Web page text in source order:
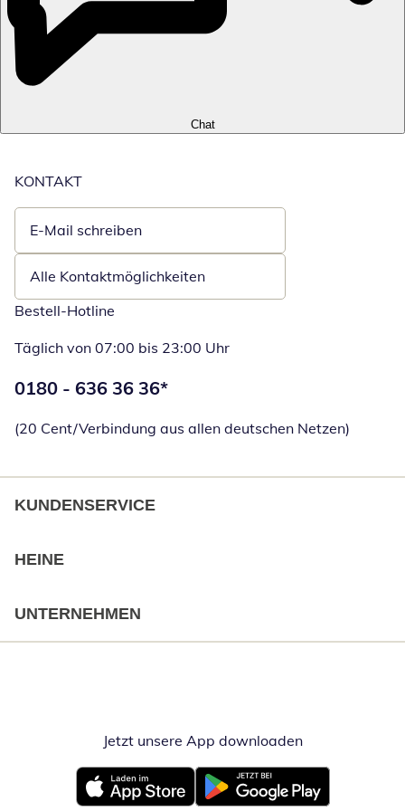
Chat
KONTAKT
E-Mail schreiben
Öffnet E-Mail-Client
Alle Kontaktmöglichkeiten
Bestell-Hotline
Täglich von 07:00 bis 23:00 Uhr
Telefonnummer:
0180 - 636 36 36*
(20 Cent/Verbindung aus allen deutschen Netzen)
KUNDENSERVICE
HEINE
UNTERNEHMEN
Jetzt unsere App downloadenÖffnet in
Öffnet in neuem FensterÖffnet in neuem Fenster